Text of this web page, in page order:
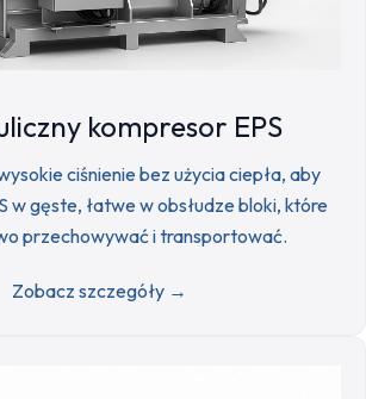
kompresor EPS
ciśnienie bez użycia ciepła, aby
w gęste, łatwe w obsłudze bloki, które
przechowywać i transportować.
Zobacz szczegóły →